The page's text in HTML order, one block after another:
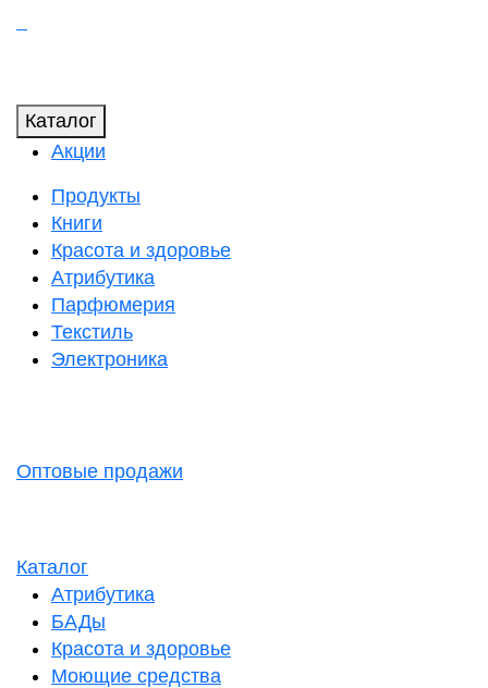
Каталог
Акции
Продукты
Книги
Красота и здоровье
Атрибутика
Парфюмерия
Текстиль
Электроника
Оптовые продажи
Каталог
Атрибутика
БАДы
Красота и здоровье
Моющие средства